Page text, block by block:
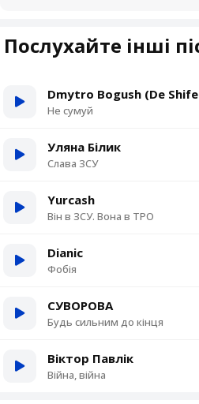
Послухайте інші
Dmytro Bogush (De
Не сумуй
Уляна Білик
Слава ЗСУ
Yurcash
Він в ЗСУ. Вона в ТРО
Dianic
Фобія
СУВОРОВА
Будь сильним до кінця
Віктор Павлік
Війна, війна